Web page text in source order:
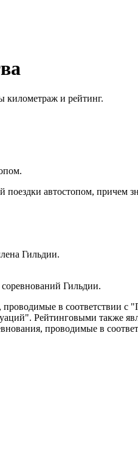
километраж и рейтинг.
автостопом, причем
Гильдии.
Гильдии.
в соответствии
Рейтинговыми также
проводимые в